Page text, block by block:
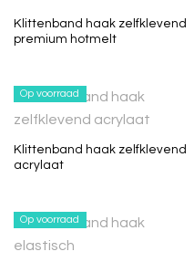
Klittenband haak zelfklevend
premium hotmelt
Op voorraad
Klittenband haak zelfklevend
acrylaat
Op voorraad